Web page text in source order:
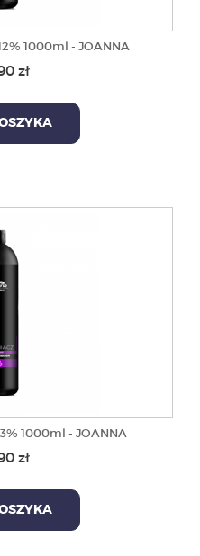
1000ml - JOANNA
zł
1000ml - JOANNA
zł